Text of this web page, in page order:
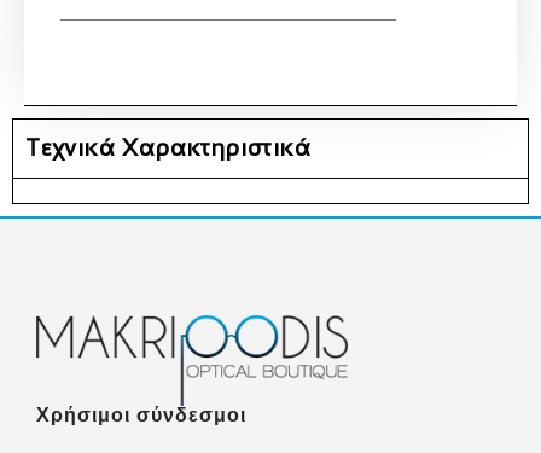
Τεχνικά Χαρακτηριστικά
Χρήσιμοι σύνδεσμοι